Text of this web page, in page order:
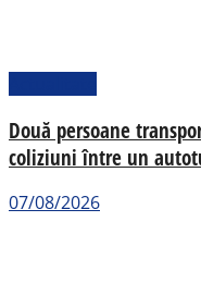
Două persoane
coliziuni între un
07/08/2026